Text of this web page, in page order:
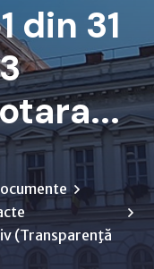
din 31
(Transparenţă